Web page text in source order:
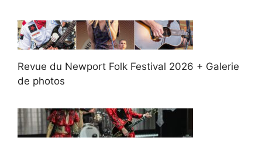
Revue du Newport Folk Festival 2026 + Galerie
de photos